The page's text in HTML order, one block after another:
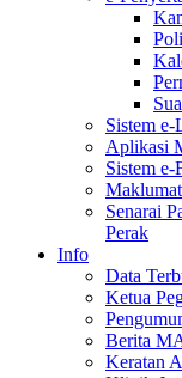
Sistem e-
Aplikasi
Sistem e-
Senarai
Perak
Info
Data
Ketua
Berita
Keratan